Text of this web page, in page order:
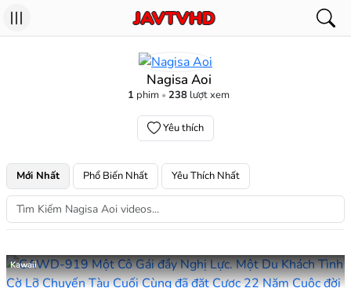
Nagisa Aoi
1 phim 238 lượt xem
Yêu thích
Mới Nhất Phổ Biến Nhất Yêu Thích Nhất
Kawaii